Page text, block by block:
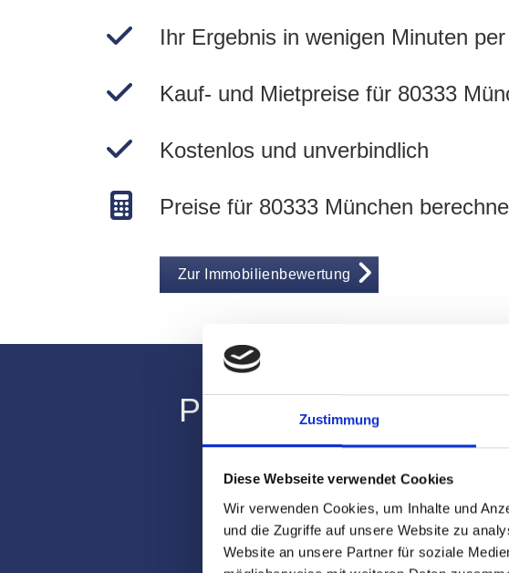
Zustimmung
Diese Webseite verwendet Cookies
Wir verwenden Cookies, um Inhalte und
und die Zugriffe auf unsere Website zu
Website an unsere Partner für soziale
Ihr Ergebnis in wenigen Minuten
Kauf- und Mietpreise für 80333
Kostenlos und unverbindlich
Preise für 80333 München
Zur Immobilienbewertung
Professionelle
Rufen